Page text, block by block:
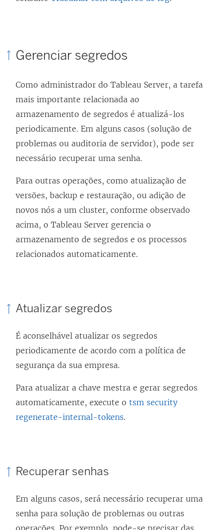
Gerenciar segredos
Como administrador do Tableau Server, a tarefa
mais importante relacionada ao
armazenamento de segredos é atualizá-los
periodicamente. Em alguns casos (solução de
problemas ou auditoria de servidor), pode ser
necessário recuperar uma senha.
Para outras operações, como atualização de
versões, backup e restauração, ou adição de
novos nós a um cluster, conforme observado
acima, o Tableau Server gerencia o
armazenamento de segredos e os processos
relacionados automaticamente.
Atualizar segredos
É aconselhável atualizar os segredos
periodicamente de acordo com a política de
segurança da sua empresa.
Para atualizar a chave mestra e gerar segredos
automaticamente, execute o tsm security
regenerate-internal-tokens.
Recuperar senhas
Em alguns casos, será necessário recuperar uma
senha para solução de problemas ou outras